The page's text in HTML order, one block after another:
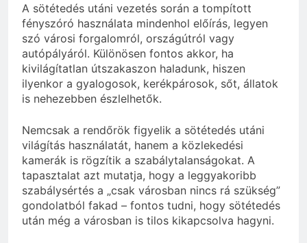
A sötétedés utáni vezetés során a tompított
fényszóró használata mindenhol előírás, legyen
szó városi forgalomról, országútról vagy
autópályáról. Különösen fontos akkor, ha
kivilágítatlan útszakaszon haladunk, hiszen
ilyenkor a gyalogosok, kerékpárosok, sőt, állatok
is nehezebben észlelhetők.
Nemcsak a rendőrök figyelik a sötétedés utáni
világítás használatát, hanem a közlekedési
kamerák is rögzítik a szabálytalanságokat. A
tapasztalat azt mutatja, hogy a leggyakoribb
szabálysértés a „csak városban nincs rá szükség”
gondolatból fakad – fontos tudni, hogy sötétedés
után még a városban is tilos kikapcsolva hagyni.